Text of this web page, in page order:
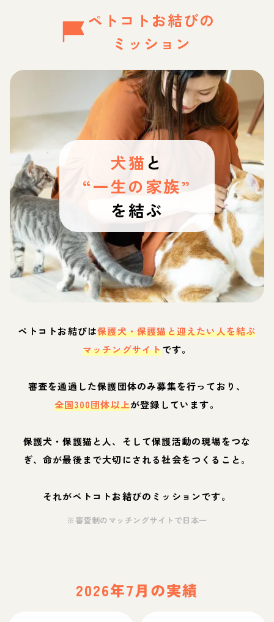
ペトコトお結びの
ミッション
犬猫 と
“一生の家族”
を結ぶ
ペトコトお結びは保護犬・保護猫と迎えたい人を結ぶ
マッチングサイトです。
審査を通過した保護団体のみ募集を行っており、
全国300団体以上が登録しています。
保護犬・保護猫と人、そして保護活動の現場をつな
ぎ、命が最後まで大切にされる社会をつくること。
それがペトコトお結びのミッションです。
※審査制のマッチングサイトで日本一
2026年7月の実績